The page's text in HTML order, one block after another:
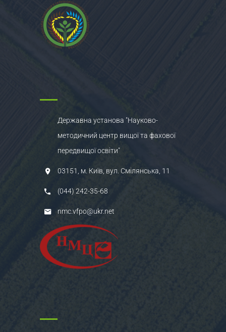
Державна установа "Науково-
методичний центр вищої та фахової
передвищої освіти"
03151, м. Київ, вул. Смілянська, 11
(044) 242-35-68
nmc.vfpo@ukr.net